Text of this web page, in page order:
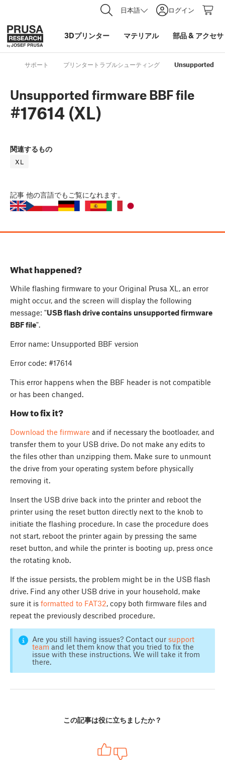
日本語 ログイン
3Dプリンター マテリアル 部品& アクセ
サポート プリンタートラブルシューティング Unsupported
Unsupported firmware BBF file
#17614 (XL)
関連するもの
XL
記事 他の言語でもご覧になれます。
What happened?
While flashing firmware to your Original Prusa XL, an error
might occur, and the screen will display the following
message: "USB flash drive contains unsupported firmware
BBF file".
Error name: Unsupported BBF version
Error code: #17614
This error happens when the BBF header is not compatible
or has been changed.
How to fix it?
Download the firmware and if necessary the bootloader, and
transfer them to your USB drive. Do not make any edits to
the files other than unzipping them. Make sure to unmount
the drive from your operating system before physically
removing it.
Insert the USB drive back into the printer and reboot the
printer using the reset button directly next to the knob to
initiate the flashing procedure. In case the procedure does
not start, reboot the printer again by pressing the same
reset button, and while the printer is booting up, press once
the rotating knob.
If the issue persists, the problem might be in the USB flash
drive. Find any other USB drive in your household, make
sure it is formatted to FAT32, copy both firmware files and
repeat the previously described procedure.
Are you still having issues? Contact our support
team and let them know that you tried to fix the
issue with these instructions. We will take it from
there.
この記事は役に立ちましたか？